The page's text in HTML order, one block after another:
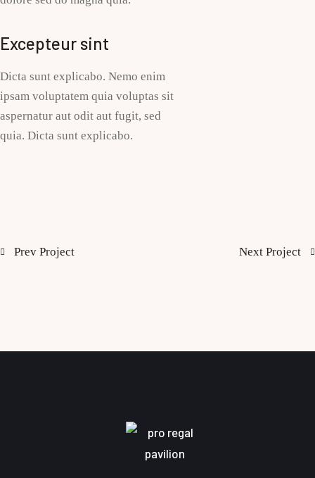
Excepteur sint
Dicta sunt explicabo. Nemo enim
ipsam voluptatem quia voluptas sit
aspernatur aut odit aut fugit, sed
quia. Dicta sunt explicabo.
Prev Project Next Project